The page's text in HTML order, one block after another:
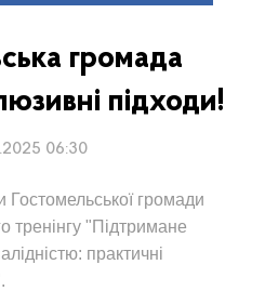
громада
підходи!
06:30
Гостомельської громади
тренінгу "Підтримане
практичні